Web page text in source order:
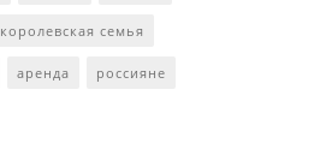
королевская семья
аренда россияне